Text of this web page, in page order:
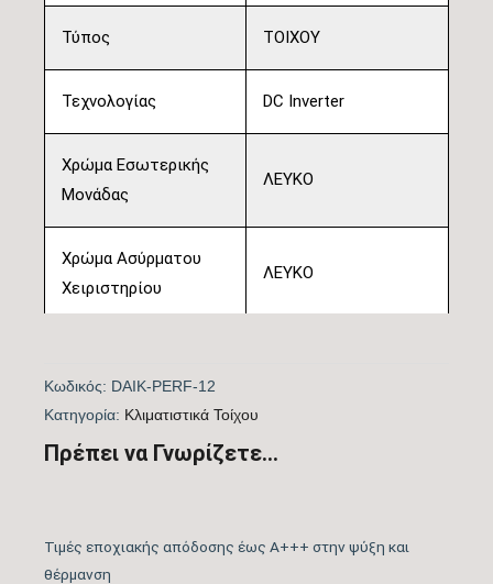
Κωδικός: DAIK-PERF-12
Kατηγορία: Kλιματιστικά Τοίχου
Πρέπει να Γνωρίζετε...
Τιμές εποχιακής απόδοσης έως A+++ στην ψύξη και
θέρμανση
Τύπος ΤΟΙΧΟΥ
Τεχνολογίας DC Inverter
Χρώμα Εσωτερικής
Μονάδας
ΛΕΥΚΟ
Χρώμα Ασύρματου
Χειριστηρίου
ΛΕΥΚΟ
(BTU/h)
Πιστοποίηση
ΝΑΙ
Λειτουργία Ψύξη &
Θέρμανση
ΝΑΙ